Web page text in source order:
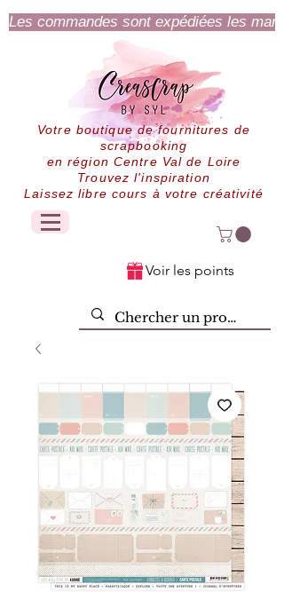
Les commandes sont expédiées les
Votre boutique de fournitures de
scrapbooking
en région Centre Val de Loire
Trouvez l'inspiration
Laissez libre cours à votre créativité
Voir les points